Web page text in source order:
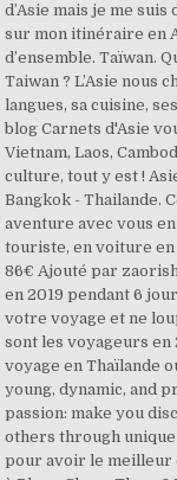
d’Asie mais je me
sur mon itinéraire en
d’ensemble. Taïwan.
Taiwan ? L’Asie nous
langues, sa cuisine,
blog Carnets d'Asie
Vietnam, Laos,
culture, tout y est !
Bangkok - Thailande.
aventure avec vous
touriste, en voiture
86€ Ajouté par
en 2019 pendant 6
votre voyage et ne
sont les voyageurs en
voyage en Thaïlande
young, dynamic, and
passion: make you
others through
pour avoir le meilleur